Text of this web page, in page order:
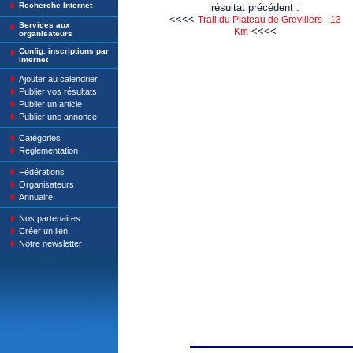
Recherche Internet
Services aux
organisateurs
Config. inscriptions par
Internet
Ajouter au calendrier
Publier vos résultats
Publier un article
Publier une annonce
Catégories
Règlementation
Fédérations
Organisateurs
Annuaire
Nos partenaires
Créer un lien
Notre newsletter
résultat précédent :
<<<< Trail du Plateau de Grevillers - 13
Km <<<<